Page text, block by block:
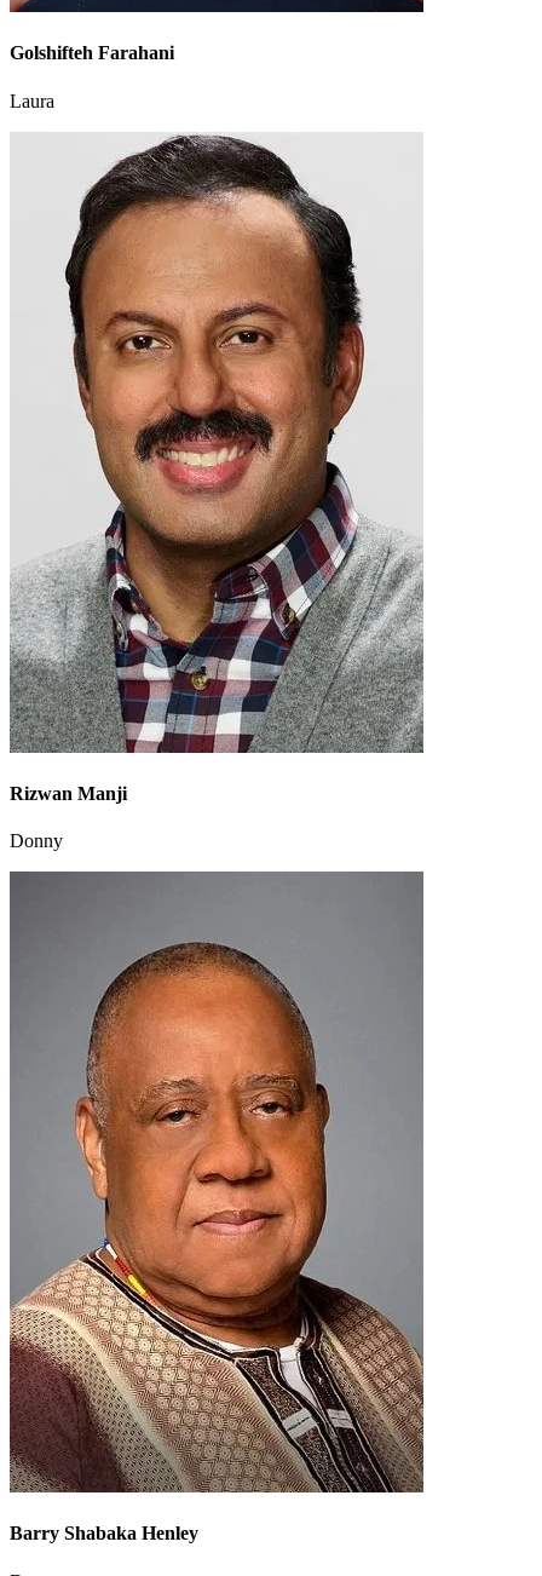
Golshifteh Farahani
Laura
Rizwan Manji
Donny
Barry Shabaka Henley